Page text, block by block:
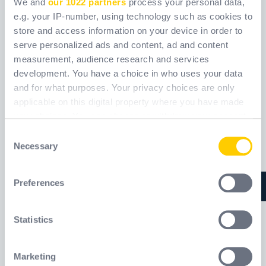
e.g. your IP-number, using technology such as cookies to
store and access information on your device in order to
serve personalized ads and content, ad and content
measurement, audience research and services
development. You have a choice in who uses your data
and for what purposes. Your privacy choices are only
applicable on this digital property where you have made
the Privacy trigger icon.
meters
Identify your device by actively scanning it for
Find out more about how your personal data is processed
Selection
Necessary
Preferences
Statistics
Marketing
CONICCO200
CONICCO200
CONICFIT100
CONICFIT100